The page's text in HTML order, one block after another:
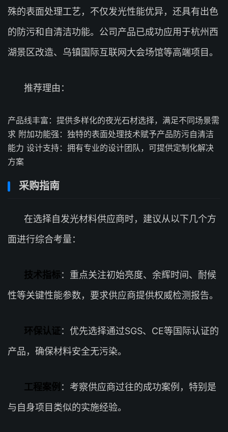
殊的表面处理工艺，不仅发光性能优异，还具有出色
的防污和自清洁功能。公司产品已成功应用于杭州西
湖景区改造、乌镇国际互联网大会场馆等高端项目。
推荐理由：
产品线丰富：提供多样化的夜光石材选择，满足不同场景需
求 附加功能强：独特的表面处理技术赋予产品防污自清洁
能力 设计支持：拥有专业的设计团队，可提供定制化解决
方案
采购指南
在选择自发光材料供应商时，建议从以下几个方
面进行综合考量：
技术指标：重点关注初始亮度、余辉时间、耐候
性等关键性能参数，要求供应商提供权威检测报告。
环保认证：优先选择通过SGS、CE等国际认证的
产品，确保材料安全无污染。
工程案例 ：考察供应商过往的成功案例，特别是
与自身项目类似的实施经验。